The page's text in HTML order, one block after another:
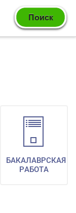
БАКАЛАВРСКАЯ
РАБОТА